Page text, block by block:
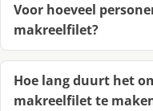
Voor hoeveel
makreelfilet?
Hoe lang duurt het
makreelfilet te